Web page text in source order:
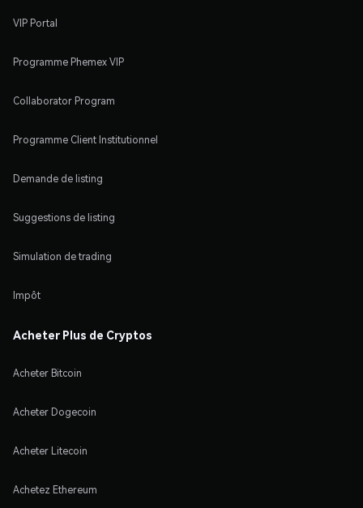
VIP Portal
Programme Phemex VIP
Collaborator Program
Programme Client Institutionnel
Demande de listing
Suggestions de listing
Simulation de trading
Impôt
Acheter Plus de Cryptos
Acheter Bitcoin
Acheter Dogecoin
Acheter Litecoin
Achetez Ethereum